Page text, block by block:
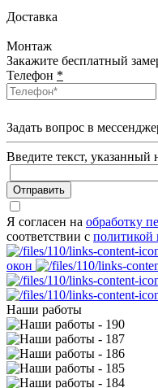
Доставка
Монтаж
Закажите бесплатный
Телефон *
Задать вопрос в
Введите текcт, указанный
Отправить
Я согласен на обработку
соответствии с политикой
окон
Наши работы